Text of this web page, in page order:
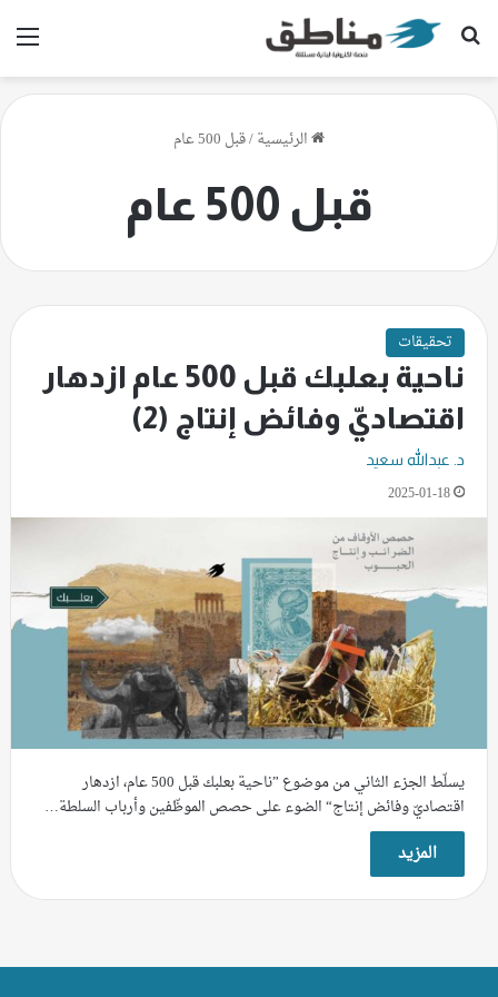
بحث عن
الرئيسية/قبل 500 عام
قبل 500 عام
تحقيقات
ناحية بعلبك قبل 500 عام ازدهار
اقتصاديّ وفائض إنتاج (2)
د. عبدالله سعيد
2025-01-18
يسلّط الجزء الثاني من موضوع ”ناحية بعلبك قبل 500 عام، ازدهار
اقتصاديّ وفائض إنتاج“ الضوء على حصص الموظّفين وأرباب السلطة…
المزيد